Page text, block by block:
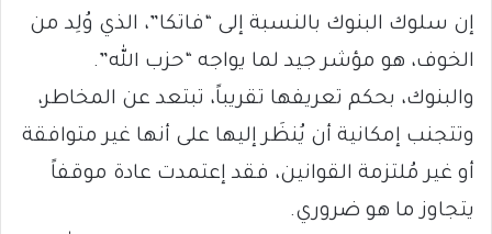
إن سلوك البنوك بالنسبة إلى “فاتكا”، الذي وُلِد من
الخوف، هو مؤشر جيد لما يواجه “حزب الله”.
والبنوك، بحكم تعريفها تقريباً، تبتعد عن المخاطر،
وتتجنب إمكانية أن يُنظَر إليها على أنها غير متوافقة
أو غير مُلتزمة القوانين، فقد إعتمدت عادة موقفاً
يتجاوز ما هو ضروري.